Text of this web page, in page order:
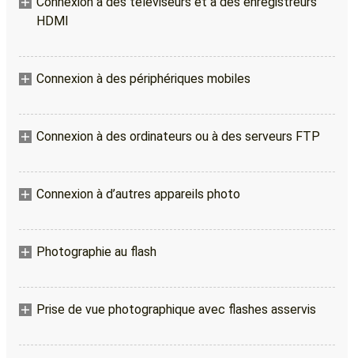
HDMI
Connexion à des périphériques mobiles
Connexion à des ordinateurs ou à des serveurs FTP
Connexion à d’autres appareils photo
Photographie au flash
Prise de vue photographique avec flashes asservis